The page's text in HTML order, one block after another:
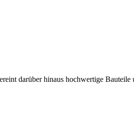
darüber hinaus hochwertige